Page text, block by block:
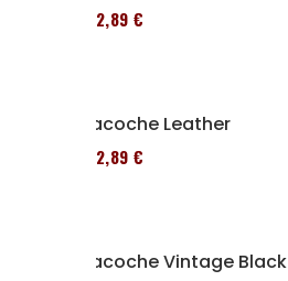
152,89 €
Sacoche Leather
152,89 €
Sacoche Vintage Black